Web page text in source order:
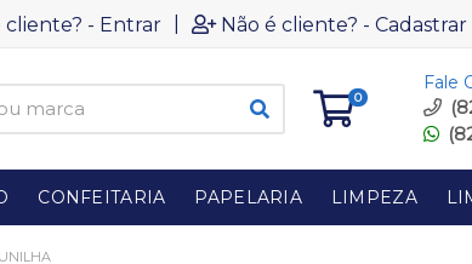
cliente? - Entrar Não é cliente? - Cadastrar
0
Fale
CONFEITARIA PAPELARIA LIMPEZA